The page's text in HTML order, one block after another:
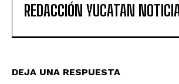
REDACCIÓN YUCATAN
DEJA UNA RESPUESTA